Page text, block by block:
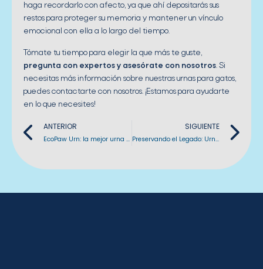
haga recordarlo con afecto, ya que ahí depositarás sus
restos para proteger su memoria y mantener un vínculo
emocional con ella a lo largo del tiempo.
Tómate tu tiempo para elegir la que más te guste,
pregunta con expertos y asesórate con nosotros. Si
necesitas más información sobre nuestras urnas para gatos,
puedes contactarte con nosotros. ¡Estamos para ayudarte
en lo que necesites!
Previo
ANTERIOR
EcoPaw Urn: la mejor urna biodegradable para mascotas
SIGUIENTE
Preservando el Legado: Urnas para Cenizas de Perros como un Tributo Significativo